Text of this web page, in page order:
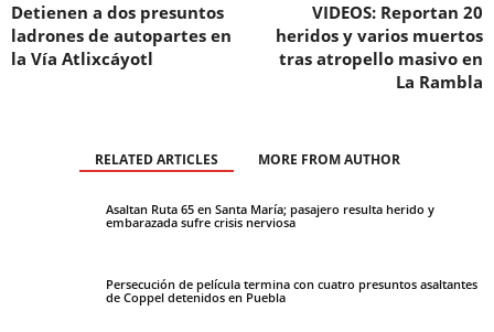
Detienen a dos presuntos
ladrones de autopartes en
la Vía Atlixcáyotl
VIDEOS: Reportan 20
heridos y varios muertos
tras atropello masivo en
La Rambla
RELATED ARTICLES MORE FROM AUTHOR
Asaltan Ruta 65 en Santa María; pasajero resulta herido y
embarazada sufre crisis nerviosa
Persecución de película termina con cuatro presuntos asaltantes
de Coppel detenidos en Puebla